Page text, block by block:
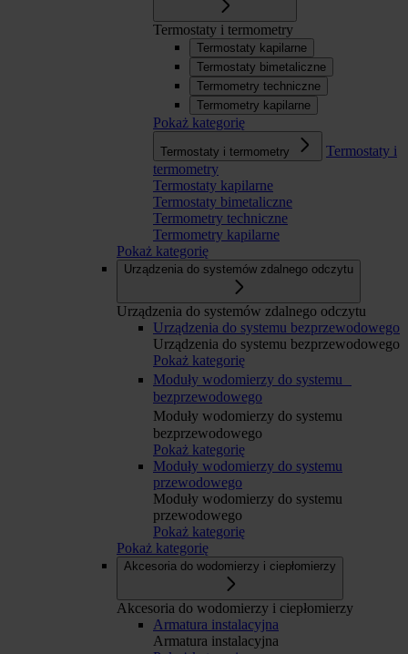
Termostaty i termometry
Termostaty kapilarne
Termostaty bimetaliczne
Termometry techniczne
Termometry kapilarne
Pokaż kategorię
Termostaty i termometry
Termostaty i
termometry
Termostaty kapilarne
Termostaty bimetaliczne
Termometry techniczne
Termometry kapilarne
Pokaż kategorię
Urządzenia do systemów zdalnego odczytu
Urządzenia do systemów zdalnego odczytu
Urządzenia do systemu bezprzewodowego
Urządzenia do systemu bezprzewodowego
Pokaż kategorię
Moduły wodomierzy do systemu
bezprzewodowego
Moduły wodomierzy do systemu
bezprzewodowego
Pokaż kategorię
Moduły wodomierzy do systemu
przewodowego
Moduły wodomierzy do systemu
przewodowego
Pokaż kategorię
Pokaż kategorię
Akcesoria do wodomierzy i ciepłomierzy
Akcesoria do wodomierzy i ciepłomierzy
Armatura instalacyjna
Armatura instalacyjna